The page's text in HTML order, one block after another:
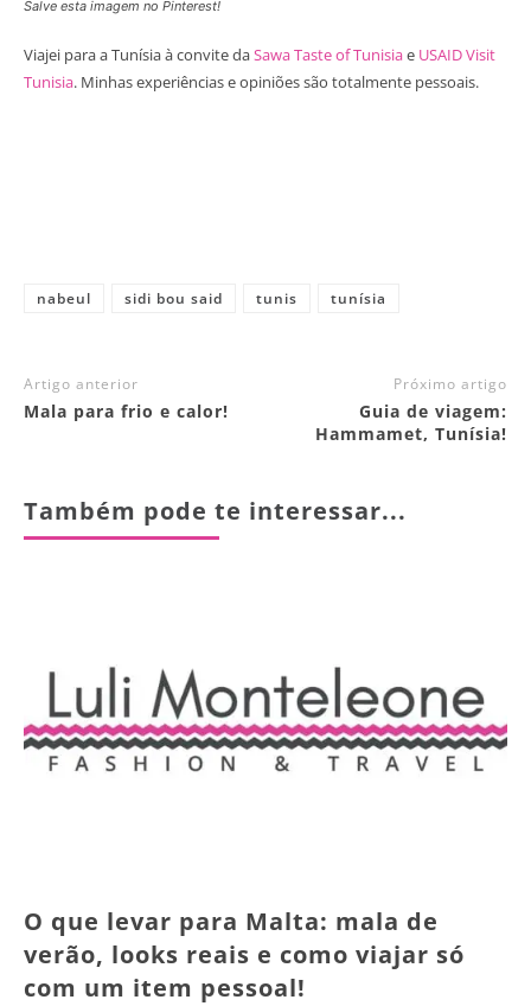
Salve esta imagem no Pinterest!
Viajei para a Tunísia à convite daSawa Taste of Tunisiae USAID Visit
Tunisia. Minhas experiências e opiniões são totalmente pessoais.
nabeul sidi bou said tunis tunísia
Artigo anterior
Mala para frio e calor!
Próximo artigo
Guia de viagem:
Hammamet, Tunísia!
Também pode te interessar...
O que levar para Malta: mala de
verão, looks reais e como viajar só
com um item pessoal!